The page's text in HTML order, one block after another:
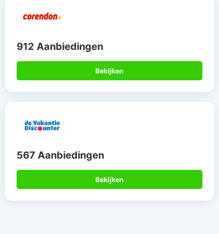
912 Aanbiedingen
Bekijken
567 Aanbiedingen
Bekijken